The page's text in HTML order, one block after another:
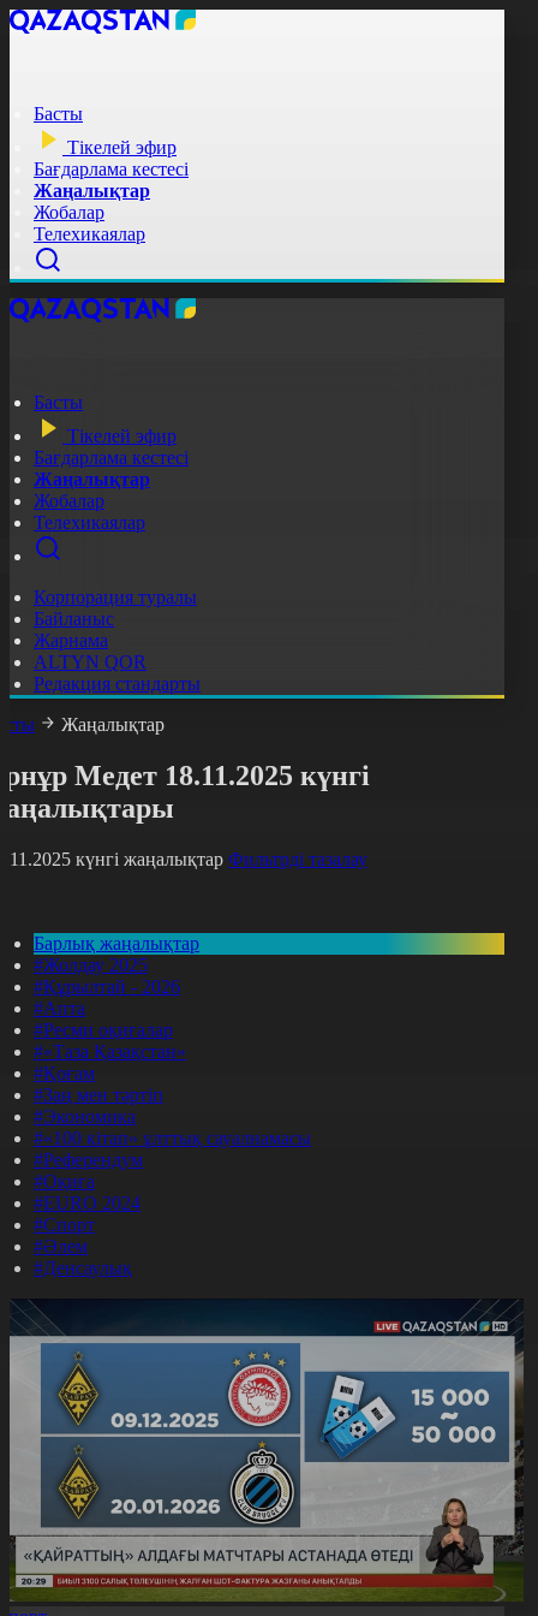
Басты
Тікелей эфир
Бағдарлама кестесі
Жаңалықтар
Жобалар
Телехикаялар
Басты
Тікелей эфир
Бағдарлама кестесі
Жаңалықтар
Жобалар
Телехикаялар
Корпорация туралы
Байланыс
Жарнама
ALTYN QOR
Редакция стандарты
Жаңалықтар
Медет 18.11.2025 күнгі
күнгі жаңалықтар Фильтрді тазалау
Барлық жаңалықтар
#Жолдау 2025
#Құрылтай - 2026
#Апта
#Ресми оқиғалар
#«Таза Қазақстан»
#Қоғам
#Заң мен тәртіп
#Экономика
#«100 кітап» ұлттық сауалнамасы
#Референдум
#Оқиға
#EURO 2024
#Спорт
#Әлем
#Денсаулық